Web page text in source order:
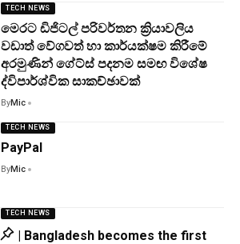
TECH NEWS
මෙරට ඩිජිටල් පරිවර්තන ක්‍රියාවලිය
වඩාත් වේගවත් හා කාර්යක්ෂම කිරීමේ
අරමුණින් ගේට්ස් පදනම සමඟ විශේෂ
ද්විපාර්ශ්වික සාකච්ඡාවක්
ByMic
TECH NEWS
PayPal
ByMic
TECH NEWS
| Bangladesh becomes the first